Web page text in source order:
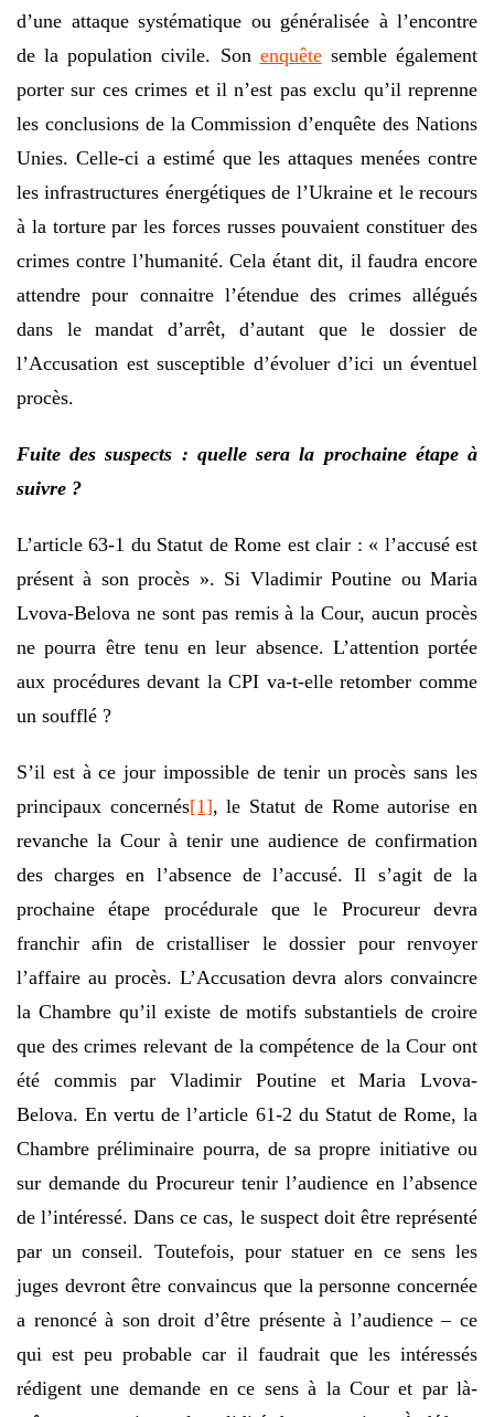
d’une attaque systématique ou généralisée à l’encontre
de la population civile. Son enquêtesemble également
porter sur ces crimes et il n’est pas exclu qu’il reprenne
les conclusions de la Commission d’enquête des Nations
Unies. Celle-ci a estimé que les attaques menées contre
les infrastructures énergétiques de l’Ukraine et le recours
à la torture par les forces russes pouvaient constituer des
crimes contre l’humanité. Cela étant dit, il faudra encore
attendre pour connaitre l’étendue des crimes allégués
dans le mandat d’arrêt, d’autant que le dossier de
l’Accusation est susceptible d’évoluer d’ici un éventuel
procès.
Fuite des suspects : quelle sera la prochaine étape à
suivre ?
L’article 63-1 du Statut de Rome est clair : « l’accusé est
présent à son procès ». Si Vladimir Poutine ou Maria
Lvova-Belova ne sont pas remis à la Cour, aucun procès
ne pourra être tenu en leur absence. L’attention portée
aux procédures devant la CPI va-t-elle retomber comme
un soufflé ?
S’il est à ce jour impossible de tenir un procès sans les
principaux concernés[1], le Statut de Rome autorise en
revanche la Cour à tenir une audience de confirmation
des charges en l’absence de l’accusé. Il s’agit de la
prochaine étape procédurale que le Procureur devra
franchir afin de cristalliser le dossier pour renvoyer
l’affaire au procès. L’Accusation devra alors convaincre
la Chambre qu’il existe de motifs substantiels de croire
que des crimes relevant de la compétence de la Cour ont
été commis par Vladimir Poutine et Maria Lvova-
Belova. En vertu de l’article 61-2 du Statut de Rome, la
Chambre préliminaire pourra, de sa propre initiative ou
sur demande du Procureur tenir l’audience en l’absence
de l’intéressé. Dans ce cas, le suspect doit être représenté
par un conseil. Toutefois, pour statuer en ce sens les
juges devront être convaincus que la personne concernée
a renoncé à son droit d’être présente à l’audience – ce
qui est peu probable car il faudrait que les intéressés
rédigent une demande en ce sens à la Cour et par là-